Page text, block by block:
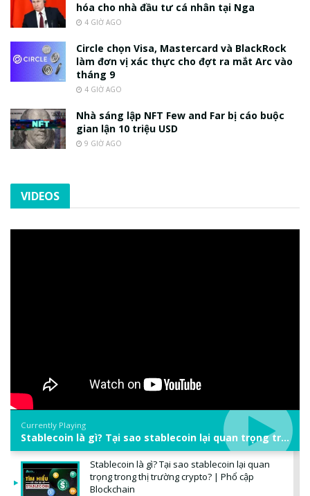
hóa cho nhà đầu tư cá nhân tại Nga
4 GIỜ AGO
Circle chọn Visa, Mastercard và BlackRock
làm đơn vị xác thực cho đợt ra mắt Arc vào
tháng 9
4 GIỜ AGO
Nhà sáng lập NFT Few and Far bị cáo buộc
gian lận 10 triệu USD
9 GIỜ AGO
VIDEOS
Currently Playing
Stablecoin là gì? Tại sao stablecoin lại quan trọng trong thị trường crypto? | Phổ cập Blockchain
Stablecoin là gì? Tại sao stablecoin lại quan
trọng trong thị trường crypto? | Phổ cập
Blockchain